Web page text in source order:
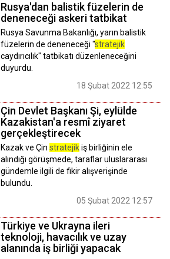
Rusya'dan balistik füzelerin de
deneneceği askeri tatbikat
Rusya Savunma Bakanlığı, yarın balistik
füzelerin de deneneceği "stratejik
caydırıcılık" tatbikatı düzenleneceğini
duyurdu.
18 Şubat 2022 12:55
Çin Devlet Başkanı Şi, eylülde
Kazakistan'a resmî ziyaret
gerçekleştirecek
Kazak ve Çin stratejikiş birliğinin ele
alındığı görüşmede, taraflar uluslararası
gündemle ilgili de fikir alışverişinde
bulundu.
05 Şubat 2022 12:57
Türkiye ve Ukrayna ileri
teknoloji, havacılık ve uzay
alanında iş birliği yapacak